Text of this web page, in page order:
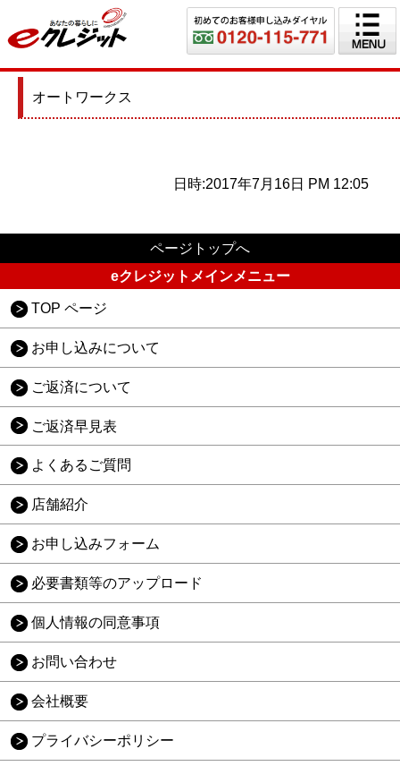
オートワークス
日時:2017年7月16日 PM 12:05
ページトップへ
eクレジットメインメニュー
TOP ページ
お申し込みについて
ご返済について
ご返済早見表
よくあるご質問
店舗紹介
お申し込みフォーム
必要書類等のアップロード
個人情報の同意事項
お問い合わせ
会社概要
プライバシーポリシー